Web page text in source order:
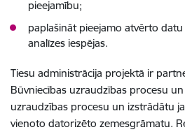
pieejamību;
paplašināt pieejamo atvērto
analīzes iespējas.
Tiesu administrācija projektā ir
Būvniecības uzraudzības procesu
uzraudzības procesu un izstrādātu
vienoto datorizēto zemesgrāmatu.